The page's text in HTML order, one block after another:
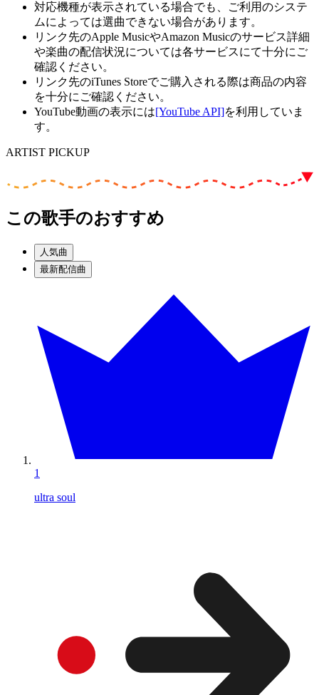
対応機種が表示されている場合でも、ご利用のシステ
ムによっては選曲できない場合があります。
リンク先のApple MusicやAmazon Musicのサービス詳細
や楽曲の配信状況については各サービスにて十分にご
確認ください。
リンク先のiTunes Storeでご購入される際は商品の内容
を十分にご確認ください。
YouTube動画の表示には[YouTube API]を利用していま
す。
ARTIST PICKUP
この歌手のおすすめ
人気曲
最新配信曲
1
ultra soul